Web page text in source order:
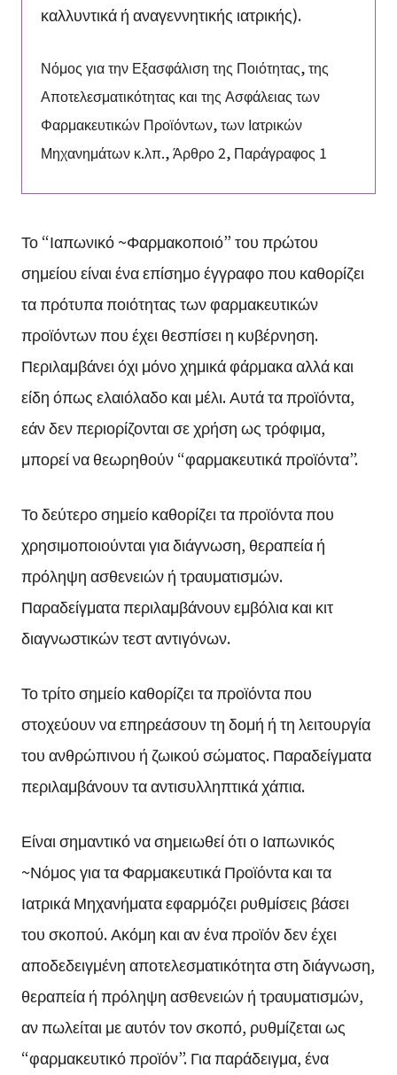
καλλυντικά ή αναγεννητικής ιατρικής).
Νόμος για την Εξασφάλιση της Ποιότητας, της
Αποτελεσματικότητας και της Ασφάλειας των
Φαρμακευτικών Προϊόντων, των Ιατρικών
Μηχανημάτων κ.λπ., Άρθρο 2, Παράγραφος 1
Το “Ιαπωνικό ~Φαρμακοποιό” του πρώτου
σημείου είναι ένα επίσημο έγγραφο που καθορίζει
τα πρότυπα ποιότητας των φαρμακευτικών
προϊόντων που έχει θεσπίσει η κυβέρνηση.
Περιλαμβάνει όχι μόνο χημικά φάρμακα αλλά και
είδη όπως ελαιόλαδο και μέλι. Αυτά τα προϊόντα,
εάν δεν περιορίζονται σε χρήση ως τρόφιμα,
μπορεί να θεωρηθούν “φαρμακευτικά προϊόντα”.
Το δεύτερο σημείο καθορίζει τα προϊόντα που
χρησιμοποιούνται για διάγνωση, θεραπεία ή
πρόληψη ασθενειών ή τραυματισμών.
Παραδείγματα περιλαμβάνουν εμβόλια και κιτ
διαγνωστικών τεστ αντιγόνων.
Το τρίτο σημείο καθορίζει τα προϊόντα που
στοχεύουν να επηρεάσουν τη δομή ή τη λειτουργία
του ανθρώπινου ή ζωικού σώματος. Παραδείγματα
περιλαμβάνουν τα αντισυλληπτικά χάπια.
Είναι σημαντικό να σημειωθεί ότι ο Ιαπωνικός
~Νόμος για τα Φαρμακευτικά Προϊόντα και τα
Ιατρικά Μηχανήματα εφαρμόζει ρυθμίσεις βάσει
του σκοπού. Ακόμη και αν ένα προϊόν δεν έχει
αποδεδειγμένη αποτελεσματικότητα στη διάγνωση,
θεραπεία ή πρόληψη ασθενειών ή τραυματισμών,
αν πωλείται με αυτόν τον σκοπό, ρυθμίζεται ως
“φαρμακευτικό προϊόν”. Για παράδειγμα, ένα